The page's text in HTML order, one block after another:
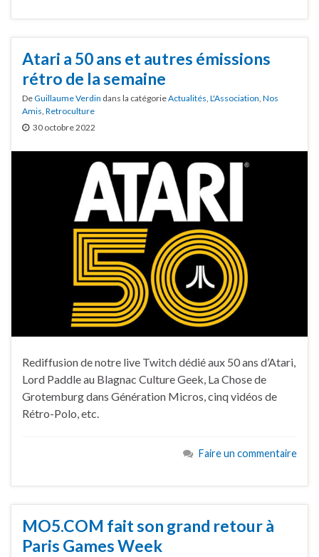
Atari a 50 ans et autres émissions
rétro de la semaine
DeGuillaume Verdin dans la catégorieActualités L'Association Nos
Amis Retroculture
30 octobre 2022
Rediffusion de notre live Twitch dédié aux 50 ans d’Atari,
Lord Paddle au Blagnac Culture Geek, La Chose de
Grotemburg dans Génération Micros, cinq vidéos de
Rétro-Polo, etc.
Faire un commentaire
MO5.COM fait son grand retour à
Paris Games Week